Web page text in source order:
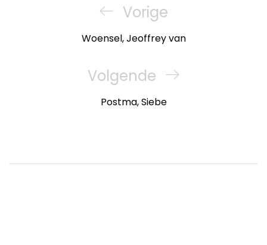
Previous
Post
Vorige
Woensel, Jeoffrey van
Next
Post
Volgende
Postma, Siebe